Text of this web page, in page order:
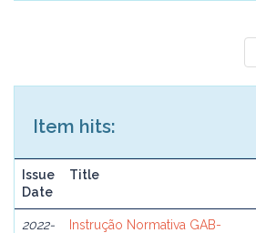
Item hits:
Issue
Date
Title
2022-
Instrução Normativa GAB-